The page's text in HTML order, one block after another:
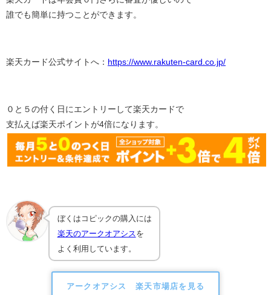
誰でも簡単に持つことができます。
楽天カード公式サイトへ： https://www.rakuten-card.co.jp/
０と５の付く日にエントリーして楽天カードで
支払えば楽天ポイントが4倍になります。
ぼくはコピックの購入には
楽天のアークオアシス を
よく利用しています。
アークオアシス 楽天市場店を見る